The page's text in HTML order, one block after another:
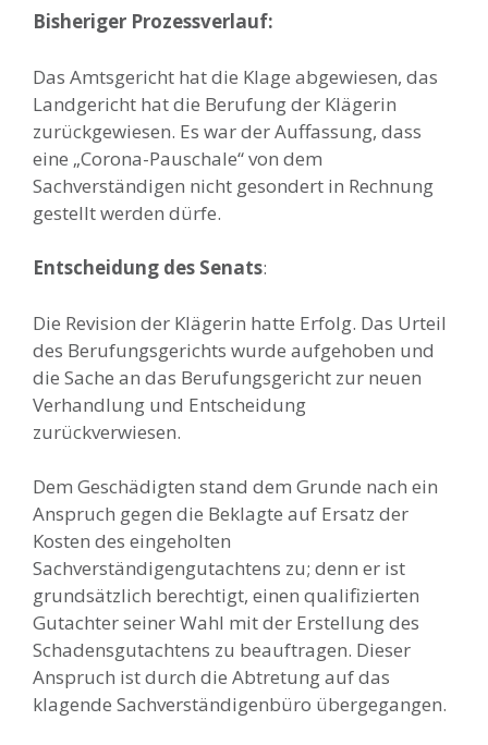
Bisheriger Prozessverlauf:
Das Amtsgericht hat die Klage abgewiesen, das
Landgericht hat die Berufung der Klägerin
zurückgewiesen. Es war der Auffassung, dass
eine „Corona-Pauschale“ von dem
Sachverständigen nicht gesondert in Rechnung
gestellt werden dürfe.
Entscheidung des Senats:
Die Revision der Klägerin hatte Erfolg. Das Urteil
des Berufungsgerichts wurde aufgehoben und
die Sache an das Berufungsgericht zur neuen
Verhandlung und Entscheidung
zurückverwiesen.
Dem Geschädigten stand dem Grunde nach ein
Anspruch gegen die Beklagte auf Ersatz der
Kosten des eingeholten
Sachverständigengutachtens zu; denn er ist
grundsätzlich berechtigt, einen qualifizierten
Gutachter seiner Wahl mit der Erstellung des
Schadensgutachtens zu beauftragen. Dieser
Anspruch ist durch die Abtretung auf das
klagende Sachverständigenbüro übergegangen.